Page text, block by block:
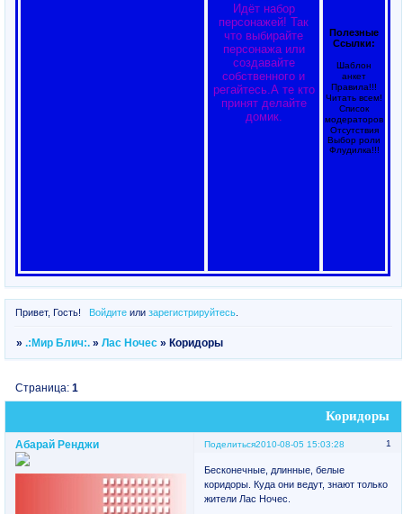
Идёт набор
персонажей! Так
что выбирайте
персонажа или
создавайте
собственного и
регайтесь.А те кто
принят делайте
домик.
Полезные
Ссылки:
Шаблон
анкет
Правила!!!
Читать всем!
Список
модераторов
Отсутствия
Выбор роли
Флудилка!!!
Привет, Гость! Войдитеили зарегистрируйтесь.
».:Мир Блич:. »Лас Ночес » Коридоры
Коридоры
Страница:1
Поделиться 1
2010-08-05 15:03:28
Абарай Ренджи
Бесконечные, длинные, белые
коридоры. Куда они ведут, знают только
жители Лас Ночес.